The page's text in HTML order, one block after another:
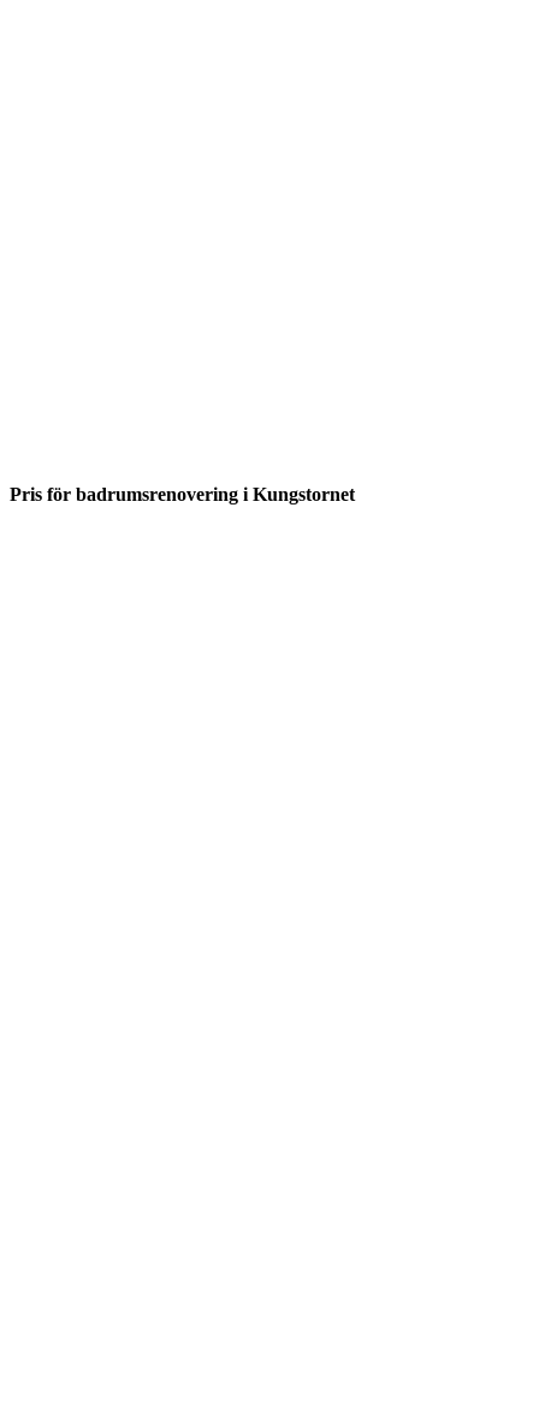
Pris för badrumsrenovering i Kungstornet